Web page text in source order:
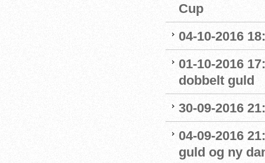
Cup
04-10-2016
01-10-2016
dobbelt guld
30-09-2016
04-09-2016
guld og ny